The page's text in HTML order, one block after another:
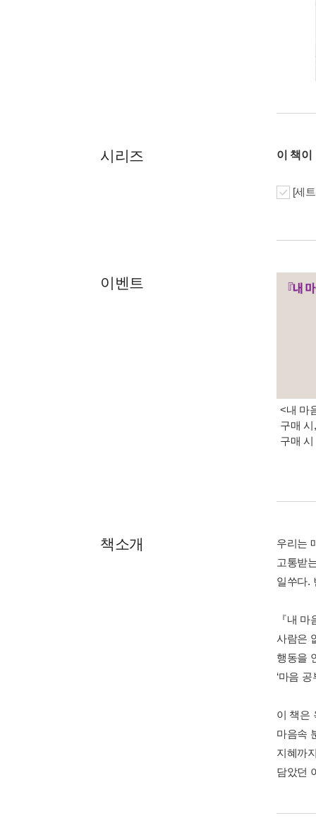
시리즈 이 책이
[세
이벤트
<내 마
구매
구매
책소개
우리는
고통받
일쑤다.
『내
사람은
행동을
‘마음
이 책은
마음속
지혜까
담았던